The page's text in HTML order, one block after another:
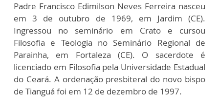
Padre Francisco Edimilson Neves Ferreira nasceu
em 3 de outubro de 1969, em Jardim (CE).
Ingressou no seminário em Crato e cursou
Filosofia e Teologia no Seminário Regional de
Parainha, em Fortaleza (CE). O sacerdote é
licenciado em Filosofia pela Universidade Estadual
do Ceará. A ordenação presbiteral do novo bispo
de Tianguá foi em 12 de dezembro de 1997.